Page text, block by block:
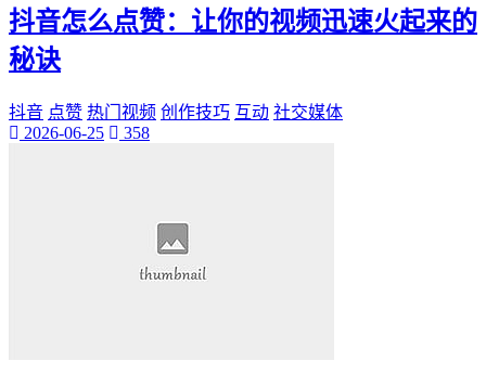
抖音怎么点赞：让你的视频迅速火起来的
秘诀
抖音 点赞 热门视频 创作技巧 互动 社交媒体
2026-06-25
358